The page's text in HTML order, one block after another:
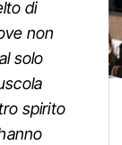
di
non
solo
spirito